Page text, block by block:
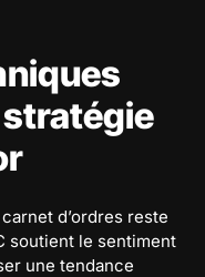
d’ordres reste
soutient le sentiment
une tendance